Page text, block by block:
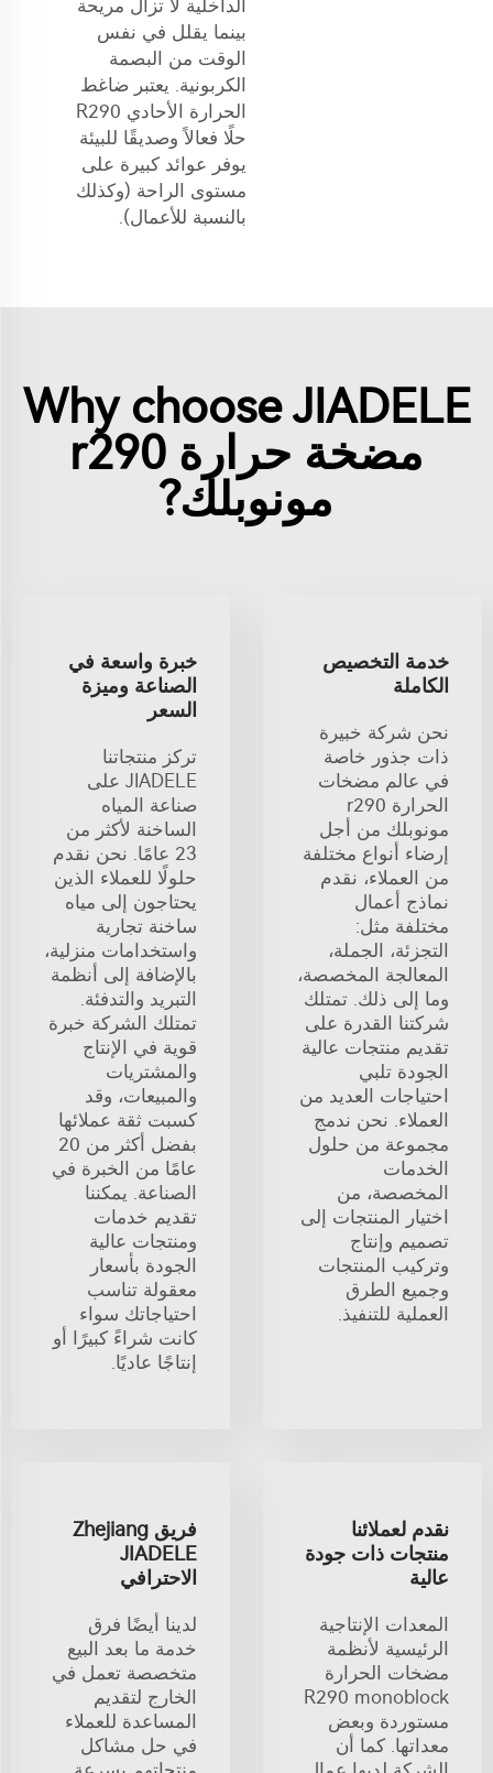
الداخلية لا تزال مريحة
بينما يقلل في نفس
الوقت من البصمة
الكربونية. يعتبر ضاغط
الحرارة الأحادي R290
حلًا فعالاً وصديقًا للبيئة
يوفر عوائد كبيرة على
مستوى الراحة (وكذلك
بالنسبة للأعمال).
Why choose JIADELE
مضخة حرارة r290
مونوبلك?
خدمة التخصيص
الكاملة
نحن شركة خبيرة
ذات جذور خاصة
في عالم مضخات
الحرارة r290
مونوبلك من أجل
إرضاء أنواع مختلفة
من العملاء، نقدم
نماذج أعمال
مختلفة مثل:
التجزئة، الجملة،
المعالجة المخصصة،
وما إلى ذلك. تمتلك
شركتنا القدرة على
تقديم منتجات عالية
الجودة تلبي
احتياجات العديد من
العملاء. نحن ندمج
مجموعة من حلول
الخدمات
المخصصة، من
اختيار المنتجات إلى
تصميم وإنتاج
وتركيب المنتجات
وجميع الطرق
العملية للتنفيذ.
خبرة واسعة في
الصناعة وميزة
السعر
تركز منتجاتنا
JIADELE على
صناعة المياه
الساخنة لأكثر من
23 عامًا. نحن نقدم
حلولًا للعملاء الذين
يحتاجون إلى مياه
ساخنة تجارية
واستخدامات منزلية،
بالإضافة إلى أنظمة
التبريد والتدفئة.
تمتلك الشركة خبرة
قوية في الإنتاج
والمشتريات
والمبيعات، وقد
كسبت ثقة عملائها
بفضل أكثر من 20
عامًا من الخبرة في
الصناعة. يمكننا
تقديم خدمات
ومنتجات عالية
الجودة بأسعار
معقولة تناسب
احتياجاتك سواء
كانت شراءً كبيرًا أو
إنتاجًا عاديًا.
نقدم لعملائنا
منتجات ذات جودة
عالية
المعدات الإنتاجية
الرئيسية لأنظمة
مضخات الحرارة
R290 monoblock
مستوردة وبعض
معداتها. كما أن
فريق Zhejiang
JIADELE
الاحترافي
لدينا أيضًا فرق
خدمة ما بعد البيع
متخصصة تعمل في
الخارج لتقديم
المساعدة للعملاء
في حل مشاكل